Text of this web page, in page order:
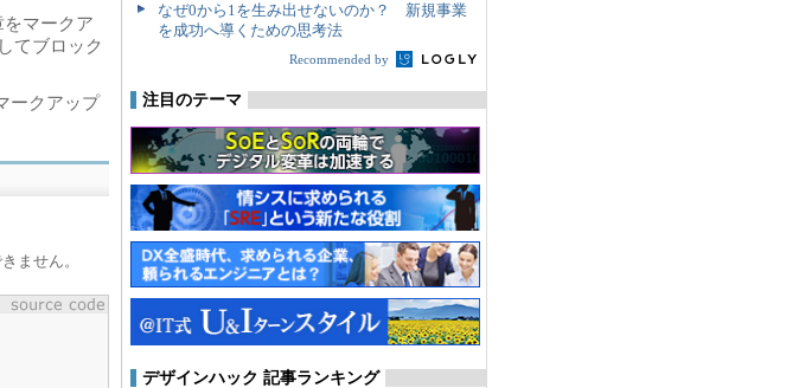
マークア
てブロック
ークアップ
ません。
なぜ0から1を生み出せないのか？ 新規事業
を成功へ導くための思考法
Recommended by
注目のテーマ
デザインハック 記事ランキング